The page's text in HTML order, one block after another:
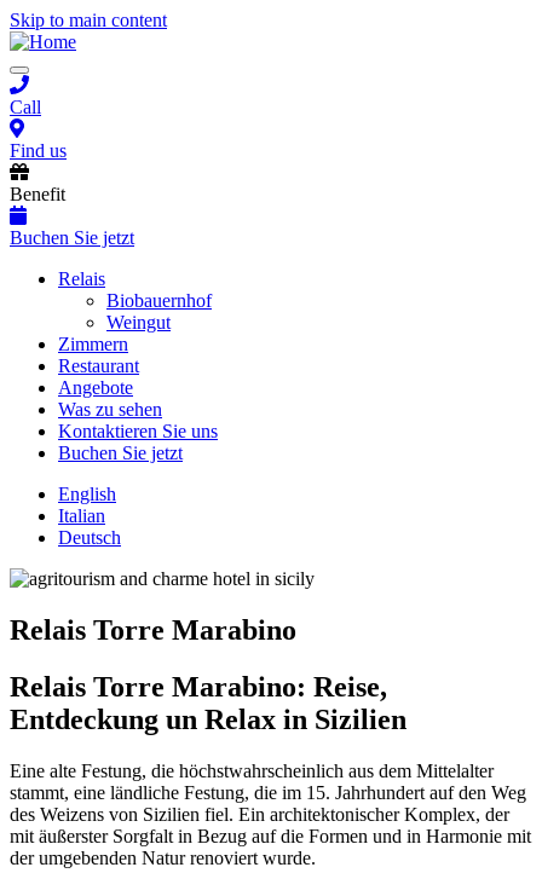
Skip to main content
Toggle
navigation
Call
Find us
Benefit
Buchen Sie jetzt
Main
navigation
Relais
Biobauernhof
Weingut
Zimmern
Restaurant
Angebote
Was zu sehen
Kontaktieren Sie uns
Buchen Sie jetzt
English
Italian
Deutsch
Relais Torre Marabino
Relais Torre Marabino: Reise,
Entdeckung un Relax in Sizilien
Eine alte Festung, die höchstwahrscheinlich aus dem Mittelalter
stammt, eine ländliche Festung, die im 15. Jahrhundert auf den Weg
des Weizens von Sizilien fiel. Ein architektonischer Komplex, der
mit äußerster Sorgfalt in Bezug auf die Formen und in Harmonie mit
der umgebenden Natur renoviert wurde.